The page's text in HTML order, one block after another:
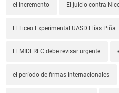
el incremento El juicio contra
El Liceo Experimental UASD Elías Piña
El MIDEREC debe revisar urgente
el período de firmas internacionales